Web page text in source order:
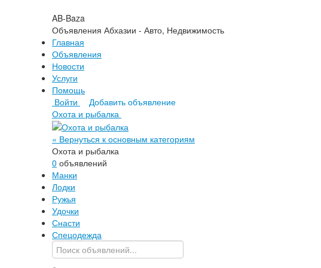
AB-Baza
Объявления Абхазии - Авто, Недвижимость
Главная
Объявления
Новости
Услуги
Помощь
Войти
Добавить объявление
Охота и рыбалка
« Вернуться к основным категориям
Охота и рыбалка
0 объявлений
Манки
Лодки
Ружья
Удочки
Снасти
Спецодежда